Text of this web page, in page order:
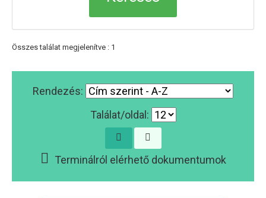
Összes találat megjelenítve : 1
Rendezés:
Találat/oldal:
Terminálról elérhető dokumentumok